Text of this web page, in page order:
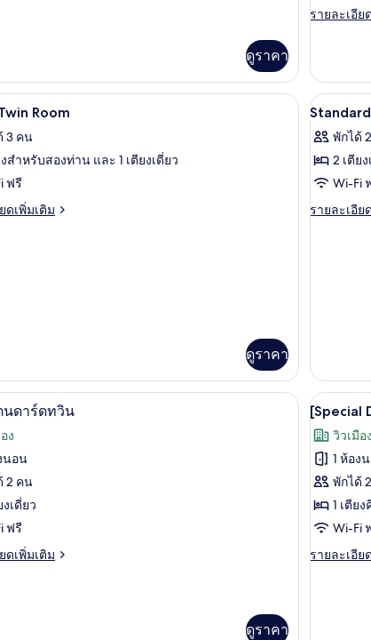
ดูราคา
ทวิน
รายละเอีย
ราย
เกี่ยว
กับ
ห้อง
มิ
ลี่
น
นแบบใช้แล็ปท็อป เครื่องนอนระดับพรีเมียม, โต๊ะทำงาน, พื้นที่ทำงา
Room
3 คน
งสำหรับสองท่าน และ 1 เตียงเดี่ยว
ฟรี
ดเพิ่มเติม
ดูราคา
เปิด
ภาพถ่าย
ทั้งหมด
ของ
9
พักได้
2 เตีย
Wi-Fi
รายละเอีย
ราย
นแบบใช้แล็ปท็อป
ร์ด
เครื่องนอนระดับพรีเมียม, โต๊ะทำงาน, พื้นที่ทำงา
นดาร์ดทวิน
ง
นอน
2 คน
งเดี่ยว
ฟรี
ดเพิ่มเติม
ดูราคา
เปิด
ภาพถ่าย
ทั้งหมด
ของ
[Special
Deal]
King
3
[Special
วิวเมือง
1 ห้อง
พักได้
1 เตีย
Wi-Fi
รายละเอีย
ราย